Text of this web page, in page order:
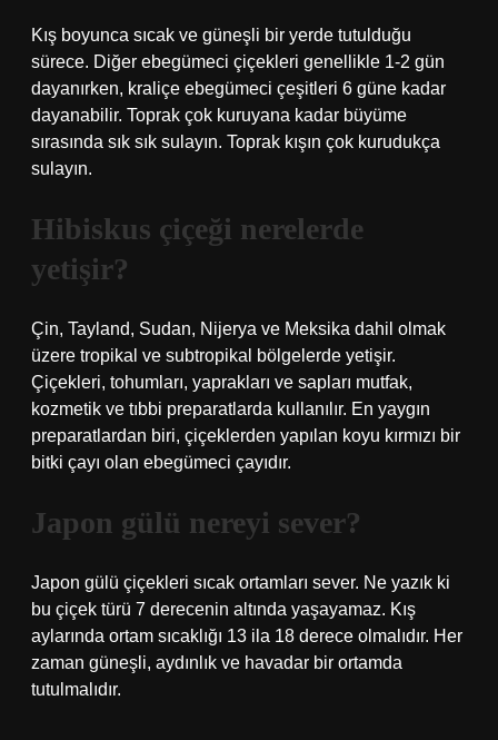
Kış boyunca sıcak ve güneşli bir yerde tutulduğu
sürece. Diğer ebegümeci çiçekleri genellikle 1-2 gün
dayanırken, kraliçe ebegümeci çeşitleri 6 güne kadar
dayanabilir. Toprak çok kuruyana kadar büyüme
sırasında sık sık sulayın. Toprak kışın çok kurudukça
sulayın.
Hibiskus çiçeği nerelerde
yetişir?
Çin, Tayland, Sudan, Nijerya ve Meksika dahil olmak
üzere tropikal ve subtropikal bölgelerde yetişir.
Çiçekleri, tohumları, yaprakları ve sapları mutfak,
kozmetik ve tıbbi preparatlarda kullanılır. En yaygın
preparatlardan biri, çiçeklerden yapılan koyu kırmızı bir
bitki çayı olan ebegümeci çayıdır.
Japon gülü nereyi sever?
Japon gülü çiçekleri sıcak ortamları sever. Ne yazık ki
bu çiçek türü 7 derecenin altında yaşayamaz. Kış
aylarında ortam sıcaklığı 13 ila 18 derece olmalıdır. Her
zaman güneşli, aydınlık ve havadar bir ortamda
tutulmalıdır.